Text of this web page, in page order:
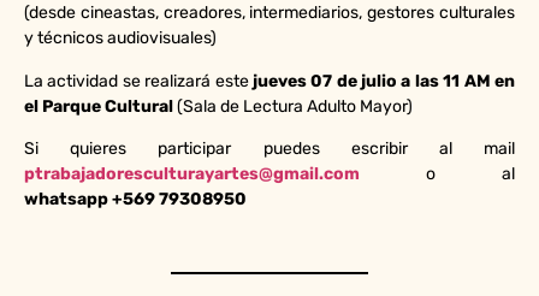
(desde cineastas, creadores, intermediarios, gestores culturales
y técnicos audiovisuales)
La actividad se realizará este jueves 07 de julio a las 11 AM en
el Parque Cultural(Sala de Lectura Adulto Mayor)
Si quieres participar puedes escribir al mail
ptrabajadoresculturayartes@gmail.com o al
whatsapp +569 79308950